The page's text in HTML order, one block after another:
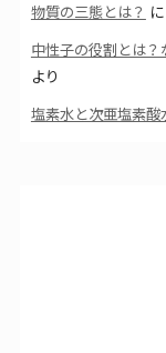
物質の三態とは？ に
中性子の役割とは？
より
塩素水と次亜塩素酸